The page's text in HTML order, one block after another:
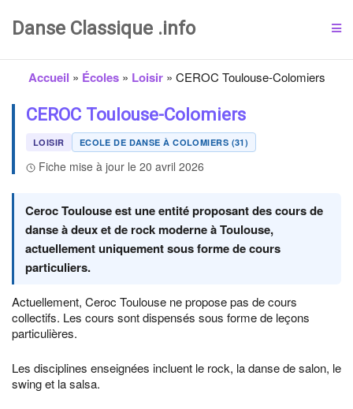
Danse Classique .info
Accueil » Écoles» Loisir» CEROC Toulouse-Colomiers
CEROC Toulouse-Colomiers
LOISIR ECOLE DE DANSE À COLOMIERS (31)
Fiche mise à jour le 20 avril 2026
Ceroc Toulouse est une entité proposant des cours de
danse à deux et de rock moderne à Toulouse,
actuellement uniquement sous forme de cours
particuliers.
Actuellement, Ceroc Toulouse ne propose pas de cours
collectifs. Les cours sont dispensés sous forme de leçons
particulières.
Les disciplines enseignées incluent le rock, la danse de salon, le
swing et la salsa.